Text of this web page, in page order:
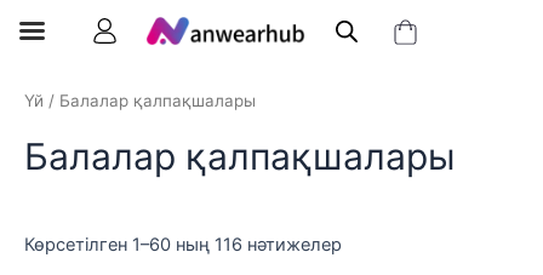
Үй / Балалар қалпақшалары
Балалар қалпақшалары
Көрсетілген 1–60 ның 116 нәтижелер